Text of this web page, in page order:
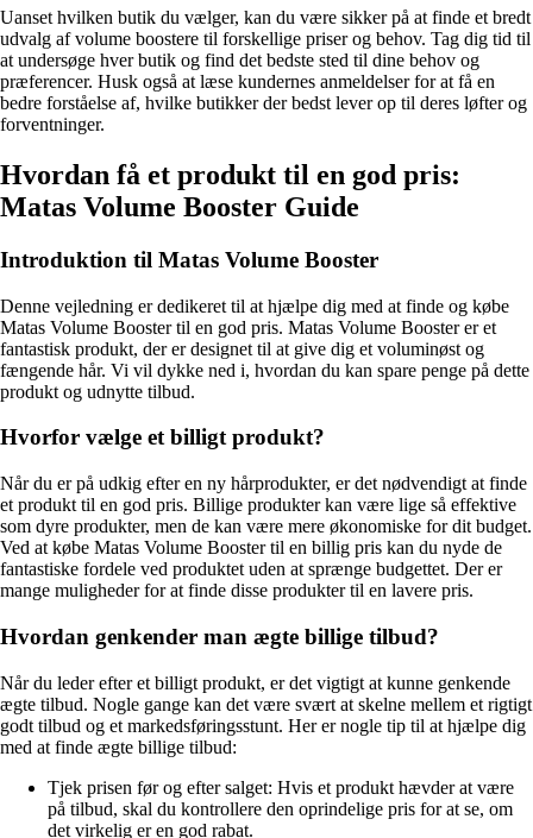
Uanset hvilken butik du vælger, kan du være sikker på at finde et bredt
udvalg af volume boostere til forskellige priser og behov. Tag dig tid til
at undersøge hver butik og find det bedste sted til dine behov og
præferencer. Husk også at læse kundernes anmeldelser for at få en
bedre forståelse af, hvilke butikker der bedst lever op til deres løfter og
forventninger.
Hvordan få et produkt til en god pris:
Matas Volume Booster Guide
Introduktion til Matas Volume Booster
Denne vejledning er dedikeret til at hjælpe dig med at finde og købe
Matas Volume Booster til en god pris. Matas Volume Booster er et
fantastisk produkt, der er designet til at give dig et voluminøst og
fængende hår. Vi vil dykke ned i, hvordan du kan spare penge på dette
produkt og udnytte tilbud.
Hvorfor vælge et billigt produkt?
Når du er på udkig efter en ny hårprodukter, er det nødvendigt at finde
et produkt til en god pris. Billige produkter kan være lige så effektive
som dyre produkter, men de kan være mere økonomiske for dit budget.
Ved at købe Matas Volume Booster til en billig pris kan du nyde de
fantastiske fordele ved produktet uden at sprænge budgettet. Der er
mange muligheder for at finde disse produkter til en lavere pris.
Hvordan genkender man ægte billige tilbud?
Når du leder efter et billigt produkt, er det vigtigt at kunne genkende
ægte tilbud. Nogle gange kan det være svært at skelne mellem et rigtigt
godt tilbud og et markedsføringsstunt. Her er nogle tip til at hjælpe dig
med at finde ægte billige tilbud:
Tjek prisen før og efter salget: Hvis et produkt hævder at være
på tilbud, skal du kontrollere den oprindelige pris for at se, om
det virkelig er en god rabat.